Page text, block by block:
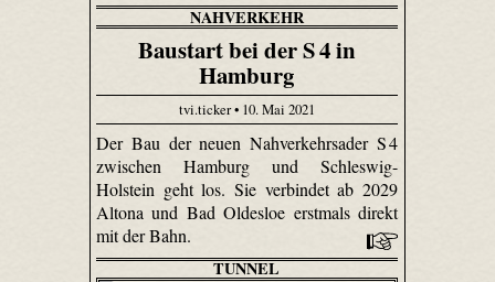
NAHVERKEHR
Baustart bei der S 4 in
Hamburg
tvi.ticker • 10. Mai 2021
Der Bau der neuen Nahverkehrsader S 4
zwischen Hamburg und Schleswig-
Holstein geht los. Sie verbindet ab 2029
Altona und Bad Oldesloe erstmals direkt
mit der Bahn.
TUNNEL